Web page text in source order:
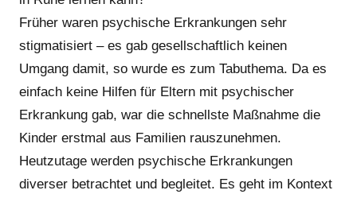
Früher waren psychische Erkrankungen sehr
stigmatisiert – es gab gesellschaftlich keinen
Umgang damit, so wurde es zum Tabuthema. Da es
einfach keine Hilfen für Eltern mit psychischer
Erkrankung gab, war die schnellste Maßnahme die
Kinder erstmal aus Familien rauszunehmen.
Heutzutage werden psychische Erkrankungen
diverser betrachtet und begleitet. Es geht im Kontext